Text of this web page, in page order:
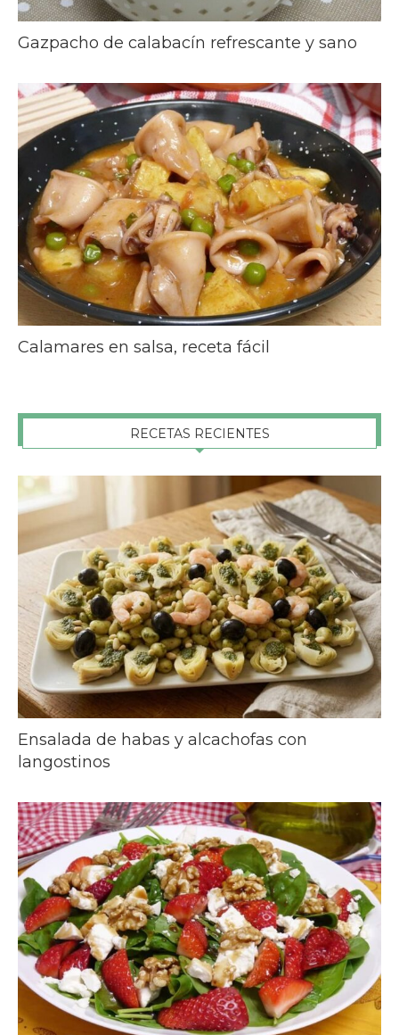
Gazpacho de calabacín refrescante y sano
Calamares en salsa, receta fácil
RECETAS RECIENTES
Ensalada de habas y alcachofas con
langostinos